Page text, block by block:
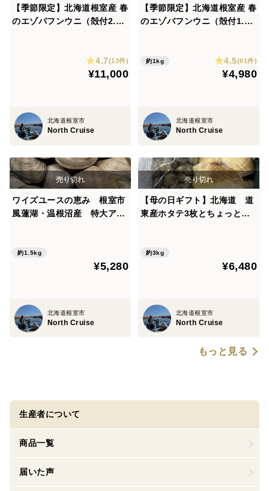
【季節限定】北海道根室産 春
のエゾバフンウニ（殻付2.5
4.7(13件)
¥11,000
北海道根室市
North Cruise
【季節限定】北海道根室産 春
のエゾバフンウニ（殻付1.0
約1kg 4.5(61件)
¥4,980
北海道根室市
North Cruise
ワイズユースの恵み 根室市
風蓮湖・温根沼産 特大アサ
約1.5kg
¥5,280
北海道根室市
North Cruise
【母の日ギフト】北海道 道
東産ホタテ3枚とちょっと大
約3kg
¥6,480
北海道根室市
North Cruise
もっと見る
生産者について
商品一覧
届いた声